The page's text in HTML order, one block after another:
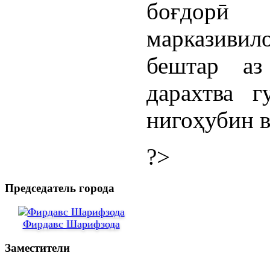
боғдорӣ
бештар
дарахтва
нигоҳубин
?>
Председатель города
Фирдавс Шарифзода
Заместители